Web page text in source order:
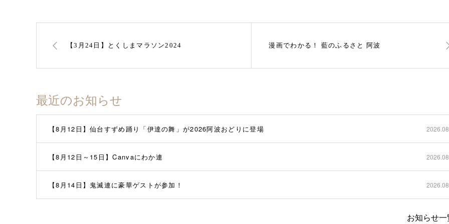
【3月24日】とくしまマラソン2024 漫画でわかる！ 藍のふるさと 阿波
最近のお知らせ
【8月12日】仙台すずめ踊り「伊達の舞」が2026阿波おどりに登場
【8月12日～15日】Canvaにわか連
【8月14日】鬼滅連に豪華ゲストが参加！
お知らせ一